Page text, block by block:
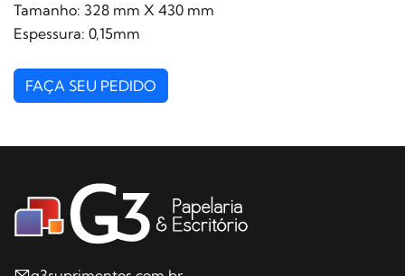
Tamanho: 328 mm X 430 mm
Espessura: 0,15mm
FAÇA SEU PEDIDO